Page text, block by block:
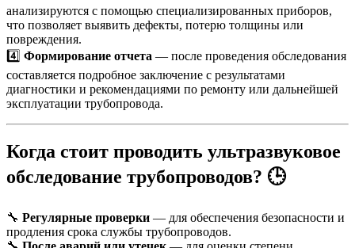
анализируются с помощью специализированных приборов,
что позволяет выявить дефекты, потерю толщины или
повреждения.
4️⃣ Формирование отчета — после проведения обследования
составляется подробное заключение с результатами
диагностики и рекомендациями по ремонту или дальнейшей
эксплуатации трубопровода.
Когда стоит проводить ультразвуковое
обследование трубопроводов? 🕒
🔧 Регулярные проверки — для обеспечения безопасности и
продления срока службы трубопроводов.